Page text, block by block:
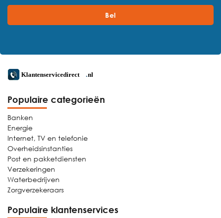
Bel
Populaire categorieën
Banken
Energie
Internet, TV en telefonie
Overheidsinstanties
Post en pakketdiensten
Verzekeringen
Waterbedrijven
Zorgverzekeraars
Populaire klantenservices